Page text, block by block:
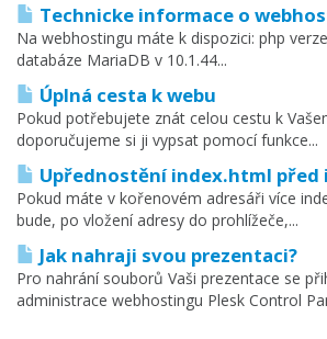
Technicke informace o
Na webhostingu máte k dispozici: php
databáze MariaDB v 10.1.44...
Úplná cesta k webu
Pokud potřebujete znát celou cestu k
doporučujeme si ji vypsat pomocí funkce...
Upřednostění index.html před
Pokud máte v kořenovém adresáři více
bude, po vložení adresy do prohlížeče,...
Jak nahraji svou prezentaci?
Pro nahrání souborů Vaši prezentace se
administrace webhostingu Plesk Control